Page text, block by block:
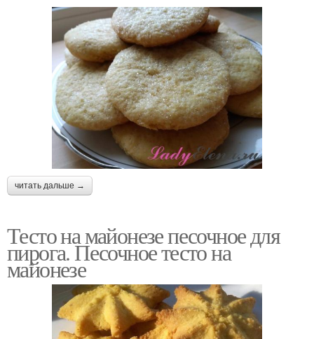
читать дальше →
Тесто на майонезе песочное для
пирога. Песочное тесто на
майонезе